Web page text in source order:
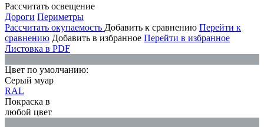
Рассчитать освещение
Дороги Периметры
Рассчитать окупаемость Добавить к сравнению Перейти к
сравнению Добавить в избранное Перейти в избранное
Листовка в PDF
Цвет по умолчанию:
Серый муар
RAL
Покраска в
любой цвет